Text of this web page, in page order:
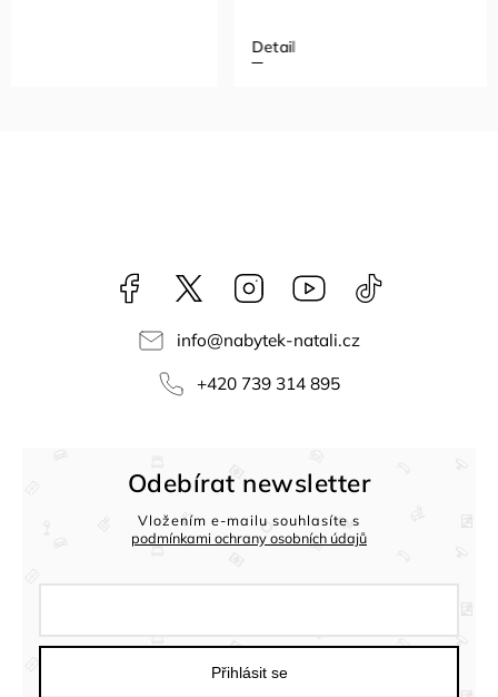
Facebook NataliNabytek
Instagram YouTube
info@nabytek-natali.cz
+420 739 314 895
Odebírat newsletter
Vložením e-mailu souhlasíte s
podmínkami ochrany osobních údajů
Přihlásit se